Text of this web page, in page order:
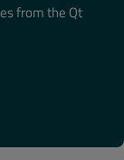
from the Qt